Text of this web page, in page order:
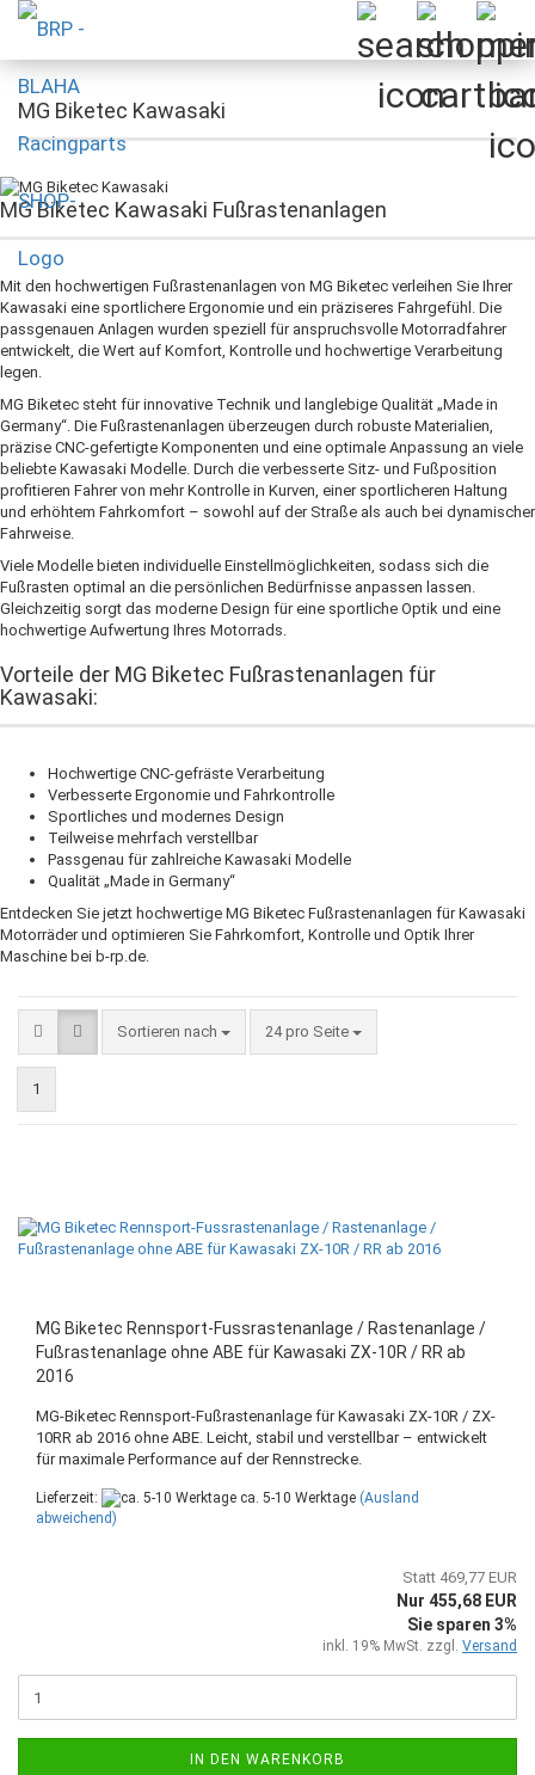
MG Biketec Kawasaki
MG Biketec Kawasaki Fußrastenanlagen
Mit den hochwertigen Fußrastenanlagen von MG Biketec verleihen Sie Ihrer
Kawasaki eine sportlichere Ergonomie und ein präziseres Fahrgefühl. Die
passgenauen Anlagen wurden speziell für anspruchsvolle Motorradfahrer
entwickelt, die Wert auf Komfort, Kontrolle und hochwertige Verarbeitung
legen.
MG Biketec steht für innovative Technik und langlebige Qualität „Made in
Germany“. Die Fußrastenanlagen überzeugen durch robuste Materialien,
präzise CNC-gefertigte Komponenten und eine optimale Anpassung an viele
beliebte Kawasaki Modelle. Durch die verbesserte Sitz- und Fußposition
profitieren Fahrer von mehr Kontrolle in Kurven, einer sportlicheren Haltung
und erhöhtem Fahrkomfort – sowohl auf der Straße als auch bei dynamischer
Fahrweise.
Viele Modelle bieten individuelle Einstellmöglichkeiten, sodass sich die
Fußrasten optimal an die persönlichen Bedürfnisse anpassen lassen.
Gleichzeitig sorgt das moderne Design für eine sportliche Optik und eine
hochwertige Aufwertung Ihres Motorrads.
Vorteile der MG Biketec Fußrastenanlagen für
Kawasaki:
Hochwertige CNC-gefräste Verarbeitung
Verbesserte Ergonomie und Fahrkontrolle
Sportliches und modernes Design
Teilweise mehrfach verstellbar
Passgenau für zahlreiche Kawasaki Modelle
Qualität „Made in Germany“
Entdecken Sie jetzt hochwertige MG Biketec Fußrastenanlagen für Kawasaki
Motorräder und optimieren Sie Fahrkomfort, Kontrolle und Optik Ihrer
Maschine bei b-rp.de.
Sortieren nach
Sortieren nach 24 pro Seite
pro Seite
1
MG Biketec Rennsport-Fussrastenanlage / Rastenanlage /
Fußrastenanlage ohne ABE für Kawasaki ZX-10R / RR ab
2016
MG-Biketec Rennsport-Fußrastenanlage für Kawasaki ZX-10R / ZX-
10RR ab 2016 ohne ABE. Leicht, stabil und verstellbar – entwickelt
für maximale Performance auf der Rennstrecke.
Lieferzeit: ca. 5-10 Werktage (Ausland
abweichend)
Statt 469,77 EUR
Nur 455,68 EUR
Sie sparen 3%
inkl. 19% MwSt. zzgl. Versand
IN DEN WARENKORB